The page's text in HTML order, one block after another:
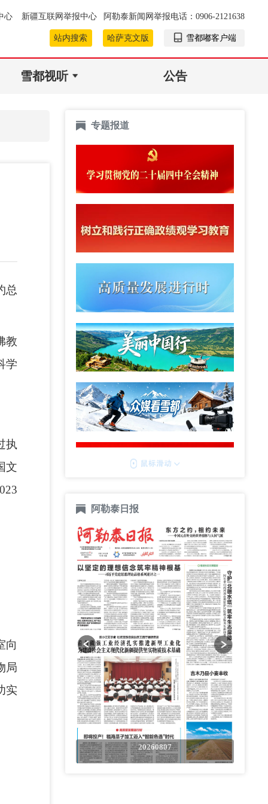
心 新疆互联网举报中心 阿勒泰新闻网举报电话：0906-2121638
站内搜索 哈萨克文版 雪都嘟客户端
雪都视听 公告
总
教
学
执
文
向
局
实
专题报道
阿勒泰日报
20260807